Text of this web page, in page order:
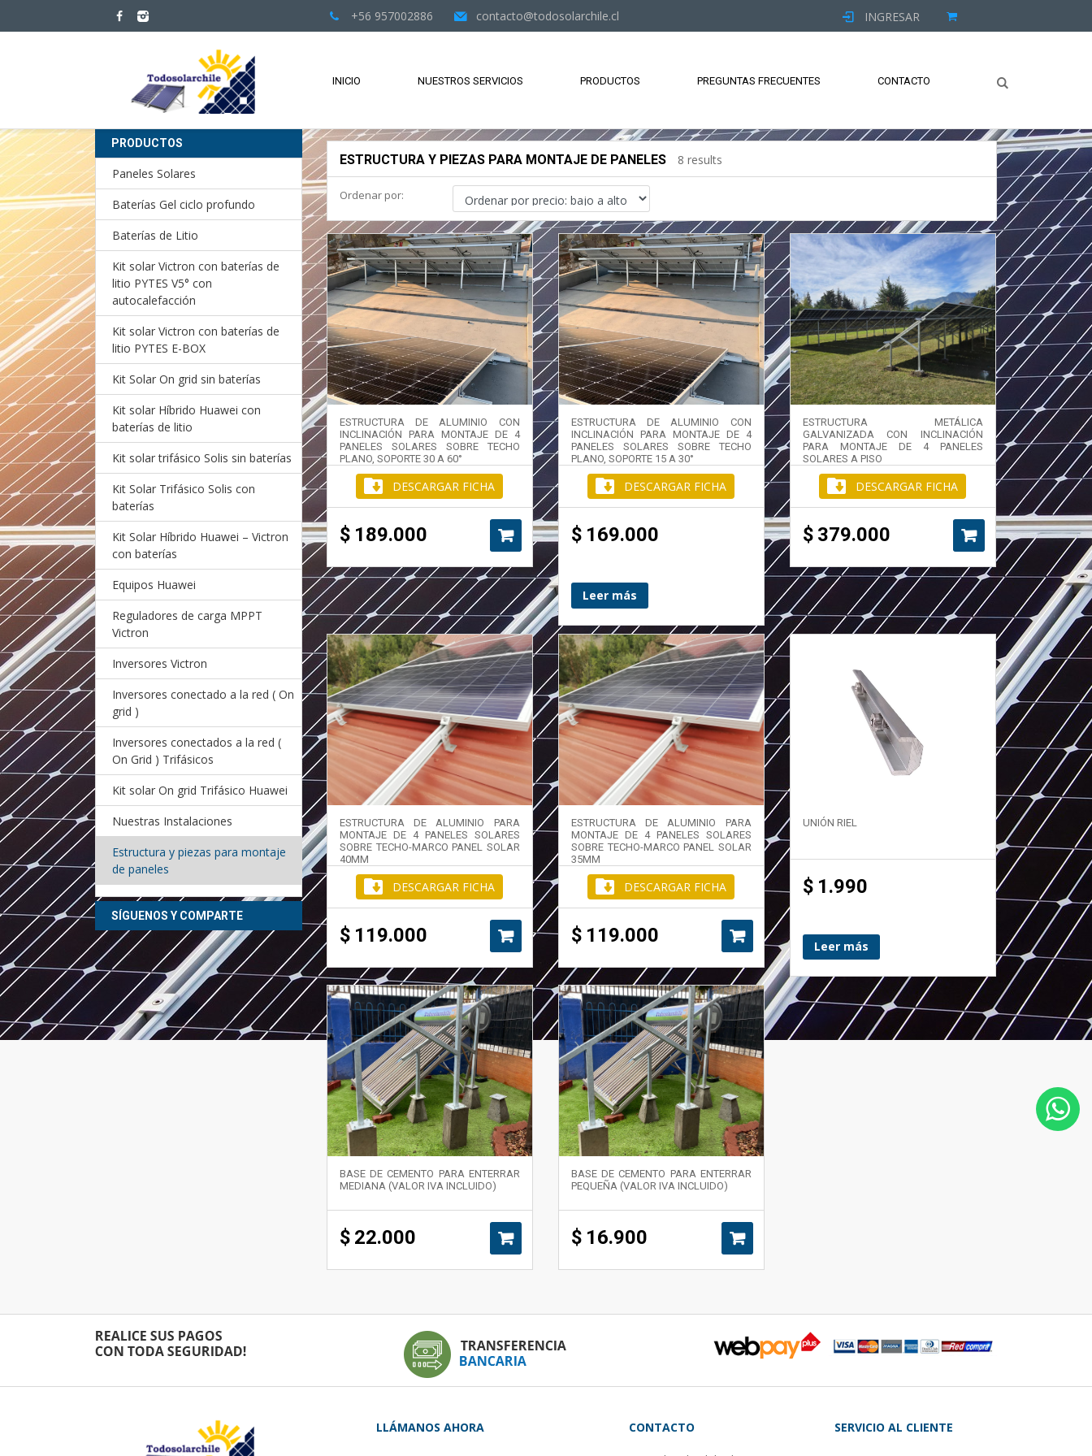
+56 957002886 contacto@todosolarchile.cl INGRESAR
INICIO NUESTROS SERVICIOS PRODUCTOS PREGUNTAS FRECUENTES CONTACTO
ESTRUCTURA Y PIEZAS PARA MONTAJE DE PANELES 8 results
Ordenar por:
ESTRUCTURA DE ALUMINIO CON
INCLINACIÓN PARA MONTAJE DE 4
PANELES SOLARES SOBRE TECHO
PLANO, SOPORTE 30 A 60°
DESCARGAR FICHA
$ 189.000
ESTRUCTURA DE ALUMINIO CON
INCLINACIÓN PARA MONTAJE DE 4
PANELES SOLARES SOBRE TECHO
PLANO, SOPORTE 15 A 30°
DESCARGAR FICHA
$ 169.000
Leer más
ESTRUCTURA METÁLICA
GALVANIZADA CON INCLINACIÓN
PARA MONTAJE DE 4 PANELES
SOLARES A PISO
DESCARGAR FICHA
$ 379.000
ESTRUCTURA DE ALUMINIO PARA
MONTAJE DE 4 PANELES SOLARES
SOBRE TECHO-MARCO PANEL SOLAR
40MM
DESCARGAR FICHA
$ 119.000
ESTRUCTURA DE ALUMINIO PARA
MONTAJE DE 4 PANELES SOLARES
SOBRE TECHO-MARCO PANEL SOLAR
35MM
DESCARGAR FICHA
$ 119.000
UNIÓN RIEL
$ 1.990
Leer más
BASE DE CEMENTO PARA ENTERRAR
MEDIANA (VALOR IVA INCLUIDO)
$ 22.000
BASE DE CEMENTO PARA ENTERRAR
PEQUEÑA (VALOR IVA INCLUIDO)
$ 16.900
PRODUCTOS
Paneles Solares
Baterías Gel ciclo profundo
Baterías de Litio
Kit solar Victron con baterías de
litio PYTES V5° con
autocalefacción
Kit solar Victron con baterías de
litio PYTES E-BOX
Kit Solar On grid sin baterías
Kit solar Híbrido Huawei con
baterías de litio
Kit solar trifásico Solis sin baterías
Kit Solar Trifásico Solis con
baterías
Kit Solar Híbrido Huawei – Victron
con baterías
Equipos Huawei
Reguladores de carga MPPT
Victron
Inversores Victron
Inversores conectado a la red ( On
grid )
Inversores conectados a la red (
On Grid ) Trifásicos
Kit solar On grid Trifásico Huawei
Nuestras Instalaciones
Estructura y piezas para montaje
de paneles
SÍGUENOS Y COMPARTE
LLÁMANOS AHORA CONTACTO SERVICIO AL CLIENTE